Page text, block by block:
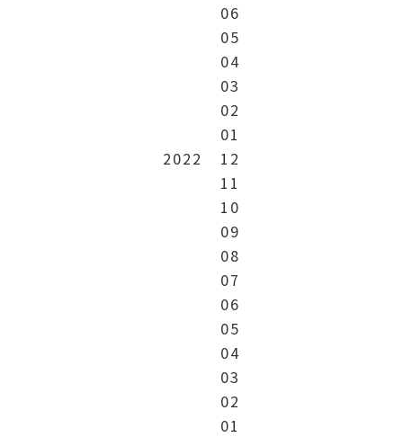
06
05
04
03
02
01
2022
12
11
10
09
08
07
06
05
04
03
02
01